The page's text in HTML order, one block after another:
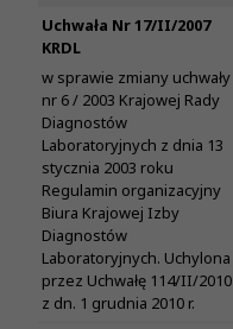
Uchwała Nr 17/II/2007
KRDL
w sprawie zmiany uchwały
nr 6 / 2003 Krajowej Rady
Diagnostów
Laboratoryjnych z dnia 13
stycznia 2003 roku
Regulamin organizacyjny
Biura Krajowej Izby
Diagnostów
Laboratoryjnych. Uchylona
przez Uchwałę 114/II/2010
z dn. 1 grudnia 2010 r.